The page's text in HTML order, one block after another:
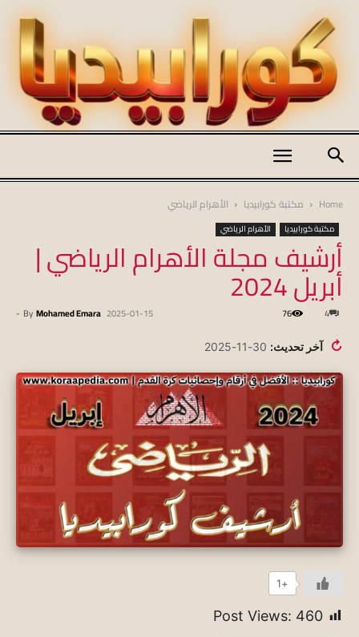
koraapedia
Home مكتبة كورابيديا الأهرام الرياضي
مكتبة كورابيديا الأهرام الرياضي
أرشيف مجلة الأهرام الرياضي |
أبريل 2024
By Mohamed Emara
- 2025-01-15 4
76
↻ آخر تحديث: 30-11-2025
+1
Post Views: 460